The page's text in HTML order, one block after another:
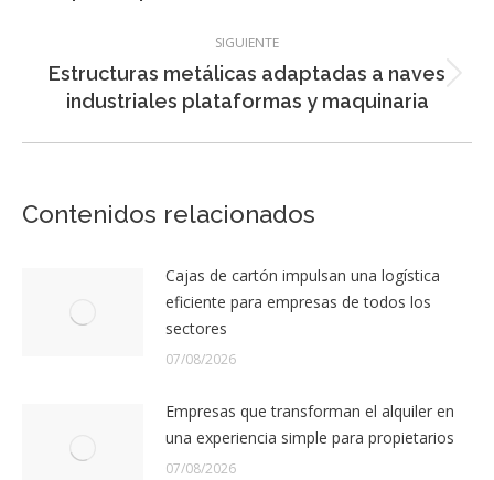
SIGUIENTE
Entrada
siguiente:
Estructuras metálicas adaptadas a naves
industriales plataformas y maquinaria
Contenidos relacionados
Cajas de cartón impulsan una logística
eficiente para empresas de todos los
sectores
07/08/2026
Empresas que transforman el alquiler en
una experiencia simple para propietarios
07/08/2026